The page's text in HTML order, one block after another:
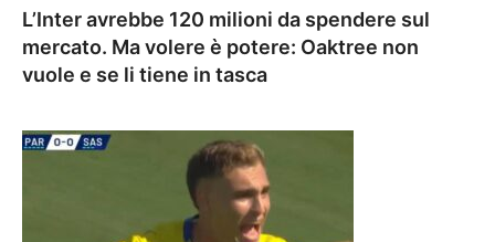
L’Inter avrebbe 120 milioni da spendere sul
mercato. Ma volere è potere: Oaktree non
vuole e se li tiene in tasca